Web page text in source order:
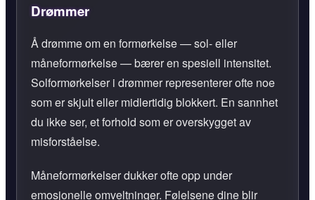
Drømmer
Å drømme om en formørkelse — sol- eller
måneformørkelse — bærer en spesiell intensitet.
Solformørkelser i drømmer representerer ofte noe
som er skjult eller midlertidig blokkert. En sannhet
du ikke ser, et forhold som er overskygget av
misforståelse.
Måneformørkelser dukker ofte opp under
emosjonelle omveltninger. Følelsene dine blir